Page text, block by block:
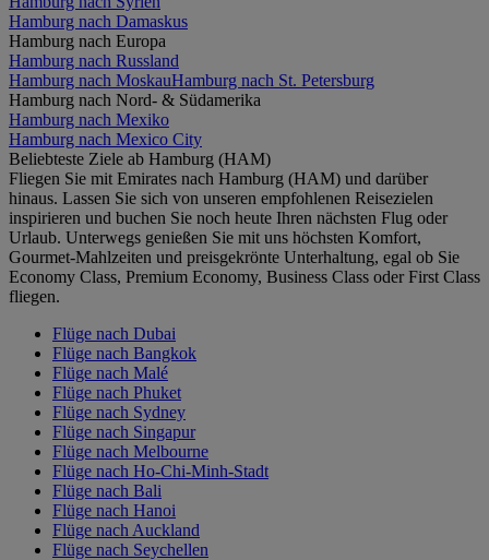
Hamburg nach Damaskus
Hamburg nach Europa
Hamburg nach Russland
Hamburg nach MoskauHamburg nach St. Petersburg
Hamburg nach Nord- & Südamerika
Hamburg nach Mexiko
Hamburg nach Mexico City
Beliebteste Ziele ab Hamburg (HAM)
Fliegen Sie mit Emirates nach Hamburg (HAM) und darüber
hinaus. Lassen Sie sich von unseren empfohlenen Reisezielen
inspirieren und buchen Sie noch heute Ihren nächsten Flug oder
Urlaub. Unterwegs genießen Sie mit uns höchsten Komfort,
Gourmet-Mahlzeiten und preisgekrönte Unterhaltung, egal ob Sie
Economy Class, Premium Economy, Business Class oder First Class
fliegen.
Flüge nach Dubai
Flüge nach Bangkok
Flüge nach Malé
Flüge nach Phuket
Flüge nach Sydney
Flüge nach Singapur
Flüge nach Melbourne
Flüge nach Ho-Chi-Minh-Stadt
Flüge nach Bali
Flüge nach Hanoi
Flüge nach Auckland
Flüge nach Seychellen